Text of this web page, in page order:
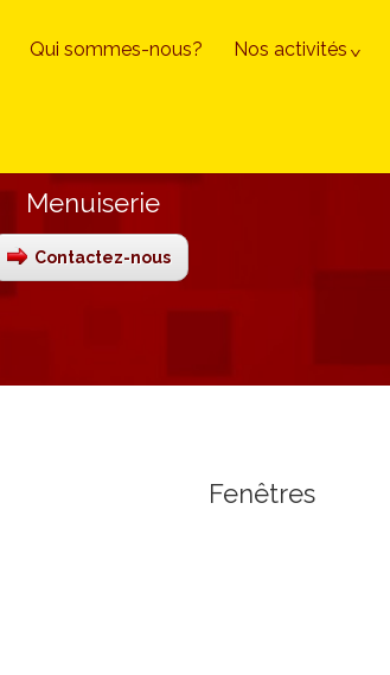
Qui sommes-nous? Nos activités
Menuiserie
Contactez-nous
Fenêtres